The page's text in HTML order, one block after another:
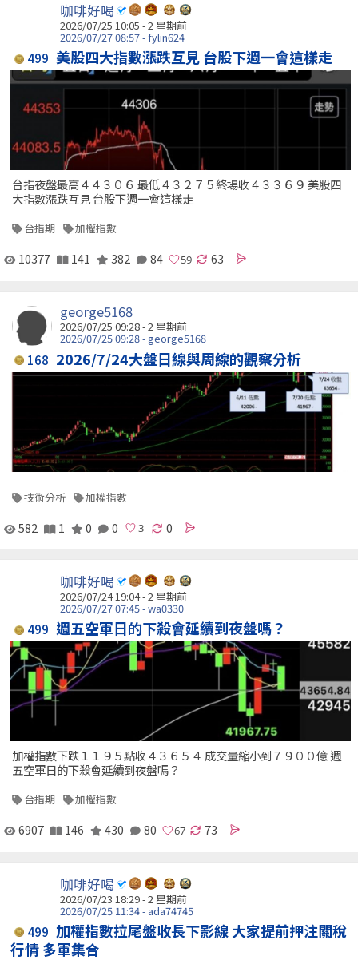
咖啡好喝
2026/07/25 10:05 - 2 星期前
2026/07/27 08:57 - fylin624
499 美股四大指數漲跌互見 台股下週一會這樣走
台指夜盤最高４４３０６ 最低４３２７５終場收４３３６９ 美股四
大指數漲跌互見 台股下週一會這樣走
台指期 加權指數
10377 141 382 84 63
george5168
2026/07/25 09:28 - 2 星期前
2026/07/25 09:28 - george5168
168 2026/7/24大盤日線與周線的觀察分析
技術分析 加權指數
582 1 0 0 0
咖啡好喝
2026/07/24 19:04 - 2 星期前
2026/07/27 07:45 - wa0330
499 週五空軍日的下殺會延續到夜盤嗎？
加權指數下跌１１９５點收４３６５４ 成交量縮小到７９００億 週
五空軍日的下殺會延續到夜盤嗎？
台指期 加權指數
6907 146 430 80 73
咖啡好喝
2026/07/23 18:29 - 2 星期前
2026/07/25 11:34 - ada74745
499 加權指數拉尾盤收長下影線 大家提前押注關稅
行情 多軍集合